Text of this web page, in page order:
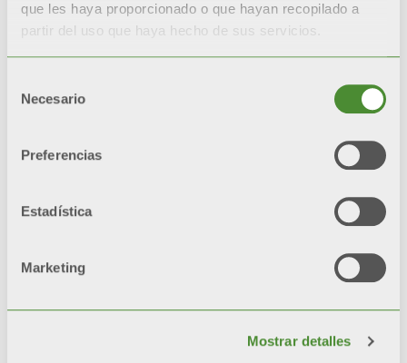
que les haya proporcionado o que hayan recopilado a
partir del uso que haya hecho de sus servicios.
Necesario
Preferencias
Estadística
Marketing
Mostrar detalles
Calendario Fondital 2025